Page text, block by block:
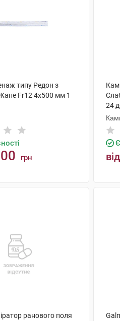
типу Редон з
Fr12 4х500 мм 1
грн
24
від
ранового поля